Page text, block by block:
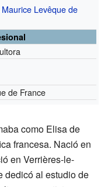
Levêque de
de France
como Elisa de
francesa. Nació en
en Verrières-le-
dedicó al estudio de